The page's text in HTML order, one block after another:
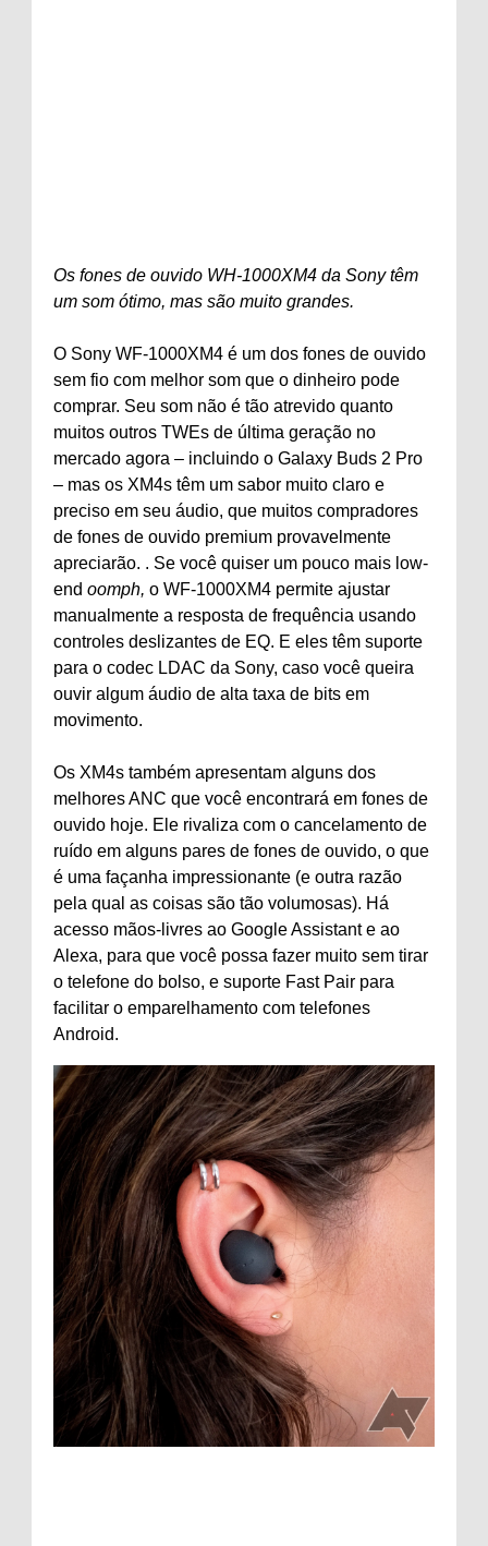
Os fones de ouvido WH-1000XM4 da Sony têm
um som ótimo, mas são muito grandes.
O Sony WF-1000XM4 é um dos fones de ouvido
sem fio com melhor som que o dinheiro pode
comprar. Seu som não é tão atrevido quanto
muitos outros TWEs de última geração no
mercado agora – incluindo o Galaxy Buds 2 Pro
– mas os XM4s têm um sabor muito claro e
preciso em seu áudio, que muitos compradores
de fones de ouvido premium provavelmente
apreciarão. . Se você quiser um pouco mais low-
end oomph, o WF-1000XM4 permite ajustar
manualmente a resposta de frequência usando
controles deslizantes de EQ. E eles têm suporte
para o codec LDAC da Sony, caso você queira
ouvir algum áudio de alta taxa de bits em
movimento.
Os XM4s também apresentam alguns dos
melhores ANC que você encontrará em fones de
ouvido hoje. Ele rivaliza com o cancelamento de
ruído em alguns pares de fones de ouvido, o que
é uma façanha impressionante (e outra razão
pela qual as coisas são tão volumosas). Há
acesso mãos-livres ao Google Assistant e ao
Alexa, para que você possa fazer muito sem tirar
o telefone do bolso, e suporte Fast Pair para
facilitar o emparelhamento com telefones
Android.